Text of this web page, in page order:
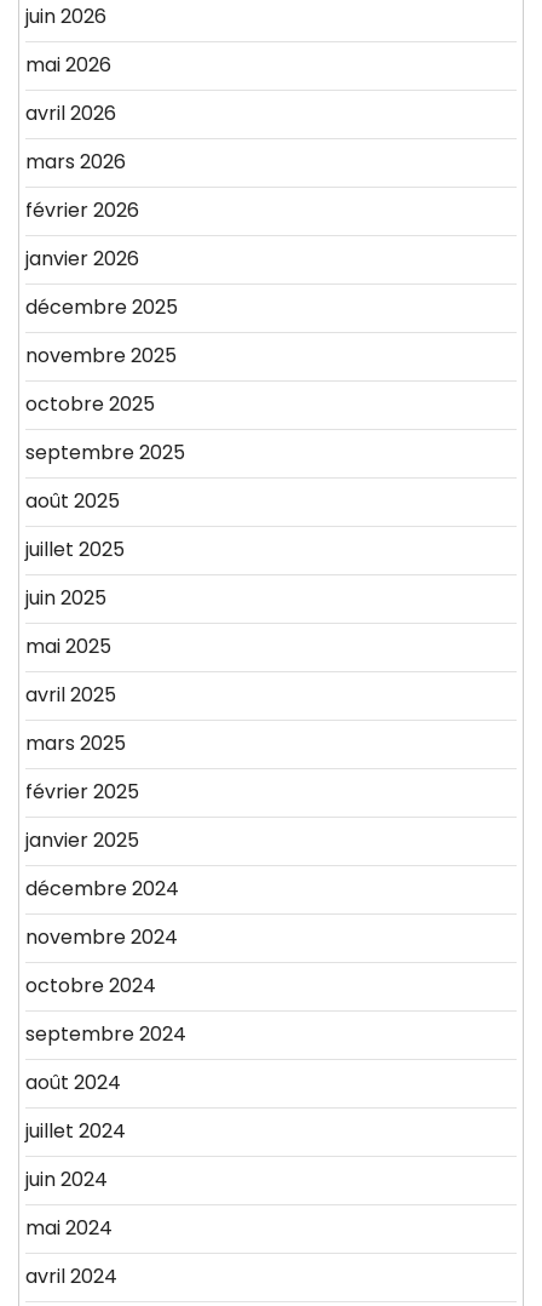
juin 2026
mai 2026
avril 2026
mars 2026
février 2026
janvier 2026
décembre 2025
novembre 2025
octobre 2025
septembre 2025
août 2025
juillet 2025
juin 2025
mai 2025
avril 2025
mars 2025
février 2025
janvier 2025
décembre 2024
novembre 2024
octobre 2024
septembre 2024
août 2024
juillet 2024
juin 2024
mai 2024
avril 2024